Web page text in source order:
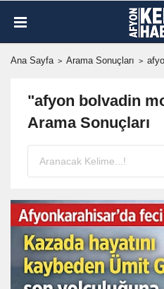
Ana Sayfa Arama Sonuçları
"afyon bolvadin
Arama Sonuçları